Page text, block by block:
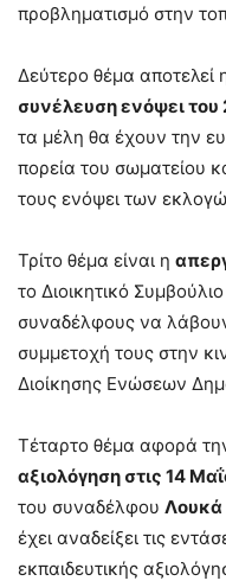
προβληματισμό στην
Δεύτερο θέμα αποτελεί
συνέλευση ενόψει
τα μέλη θα έχουν την
πορεία του σωματείου
τους ενόψει των
Τρίτο θέμα είναι η
το Διοικητικό
συναδέλφους να
συμμετοχή τους στην
Διοίκησης Ενώσεων
Τέταρτο θέμα αφορά
αξιολόγηση στις 14
του συναδέλφου Λουκά
έχει αναδείξει τις
εκπαιδευτικής